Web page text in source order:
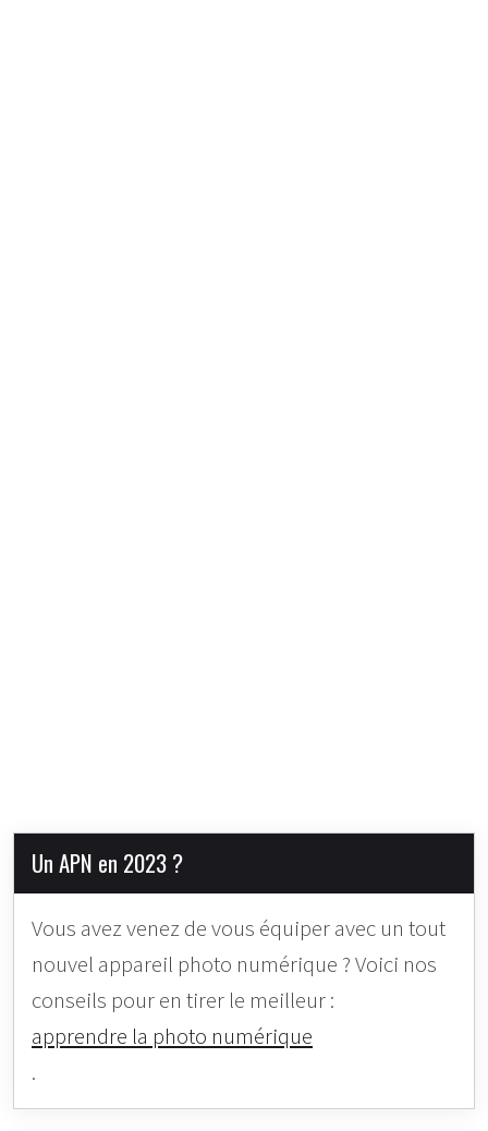
Un APN en 2023 ?
Vous avez venez de vous équiper avec un tout
nouvel appareil photo numérique ? Voici nos
conseils pour en tirer le meilleur :
apprendre la photo numérique
.